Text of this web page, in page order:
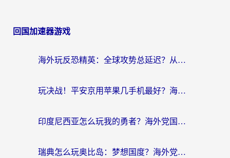
回国加速器游戏
海外玩反恐精英：全球攻势总延迟？从瑞典玩神武4到外国玩黎明觉醒，选对加速器才是关键！
玩决战！平安京用苹果几手机最好？海外党必看的设备+加速器双攻略
印度尼西亚怎么玩我的勇者？海外党国服游戏加速避坑指南（附实况五行师解决方案）
瑞典怎么玩奥比岛：梦想国度？海外党亲测有效的国服游戏加速全攻略